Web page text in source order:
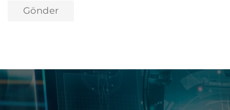
içi veya yurt dışı merkezli dijital pazarlama firmalarına
Gönder